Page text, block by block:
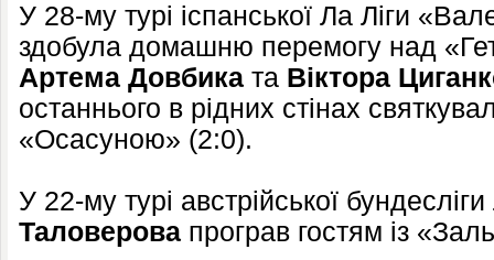
У 28-му турі іспанської Ла Ліги
здобула домашню перемогу над
Артема Довбика та Віктора
останнього в рідних стінах
«Осасуною» (2:0).
У 22-му турі австрійської
Таловерова програв гостям із